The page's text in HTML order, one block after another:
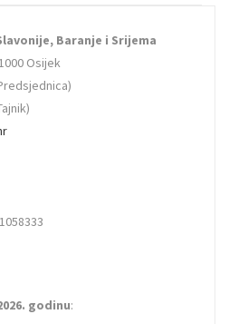
Baranje i Srijema
Osijek
godinu: